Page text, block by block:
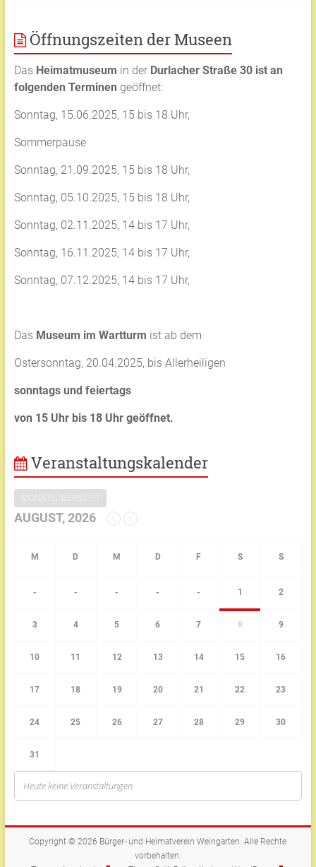
Öffnungszeiten der Museen
Das Heimatmuseum in der Durlacher Straße 30 ist an
folgenden Terminen geöffnet:
Sonntag, 15.06.2025, 15 bis 18 Uhr,
Sommerpause
Sonntag, 21.09.2025, 15 bis 18 Uhr,
Sonntag, 05.10.2025, 15 bis 18 Uhr,
Sonntag, 02.11.2025, 14 bis 17 Uhr,
Sonntag, 16.11.2025, 14 bis 17 Uhr,
Sonntag, 07.12.2025, 14 bis 17 Uhr,
Das Museum im Wartturm ist ab dem
Ostersonntag, 20.04.2025, bis Allerheiligen
sonntags und feiertags
von 15 Uhr bis 18 Uhr geöffnet.
Veranstaltungskalender
MONATSÜBERSICHT
AUGUST, 2026
- - - - - 1 2
3 4 5 6 7 8 9
10 11 12 13 14 15 16
17 18 19 20 21 22 23
24 25 26 27 28 29 30
31
Heute keine Veranstaltungen
Copyright © 2026 Bürger- und Heimatverein Weingarten. Alle Rechte
vorbehalten.